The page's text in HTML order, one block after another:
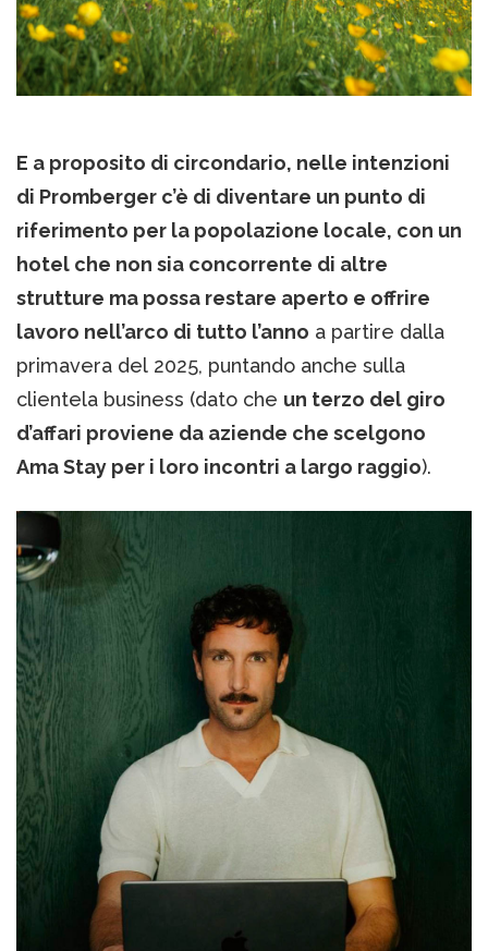
E a proposito di circondario, nelle intenzioni
di Promberger c’è di diventare un punto di
riferimento per la popolazione locale, con un
hotel che non sia concorrente di altre
strutture ma possa restare aperto e offrire
lavoro nell’arco di tutto l’anno a partire dalla
primavera del 2025, puntando anche sulla
clientela business (dato che un terzo del giro
d’affari proviene da aziende che scelgono
Ama Stay per i loro incontri a largo raggio).